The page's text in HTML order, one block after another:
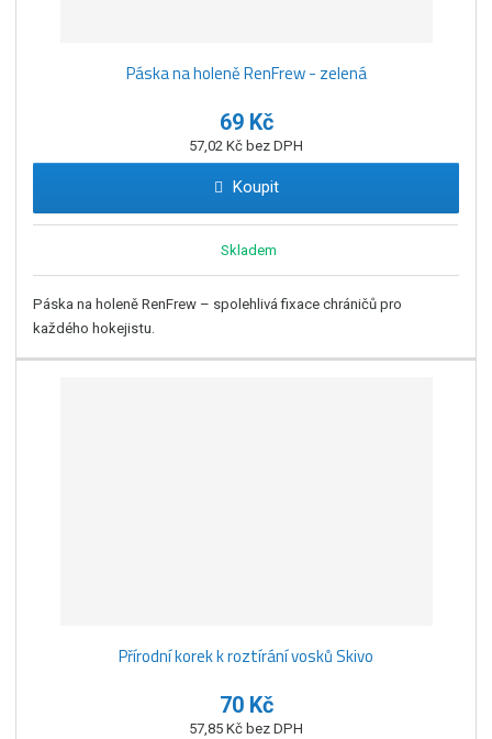
Páska na holeně RenFrew - zelená
69 Kč
57,02 Kč bez DPH
Koupit
Skladem
Páska na holeně RenFrew – spolehlivá fixace chráničů pro
každého hokejistu.
Přírodní korek k roztírání vosků Skivo
70 Kč
57,85 Kč bez DPH